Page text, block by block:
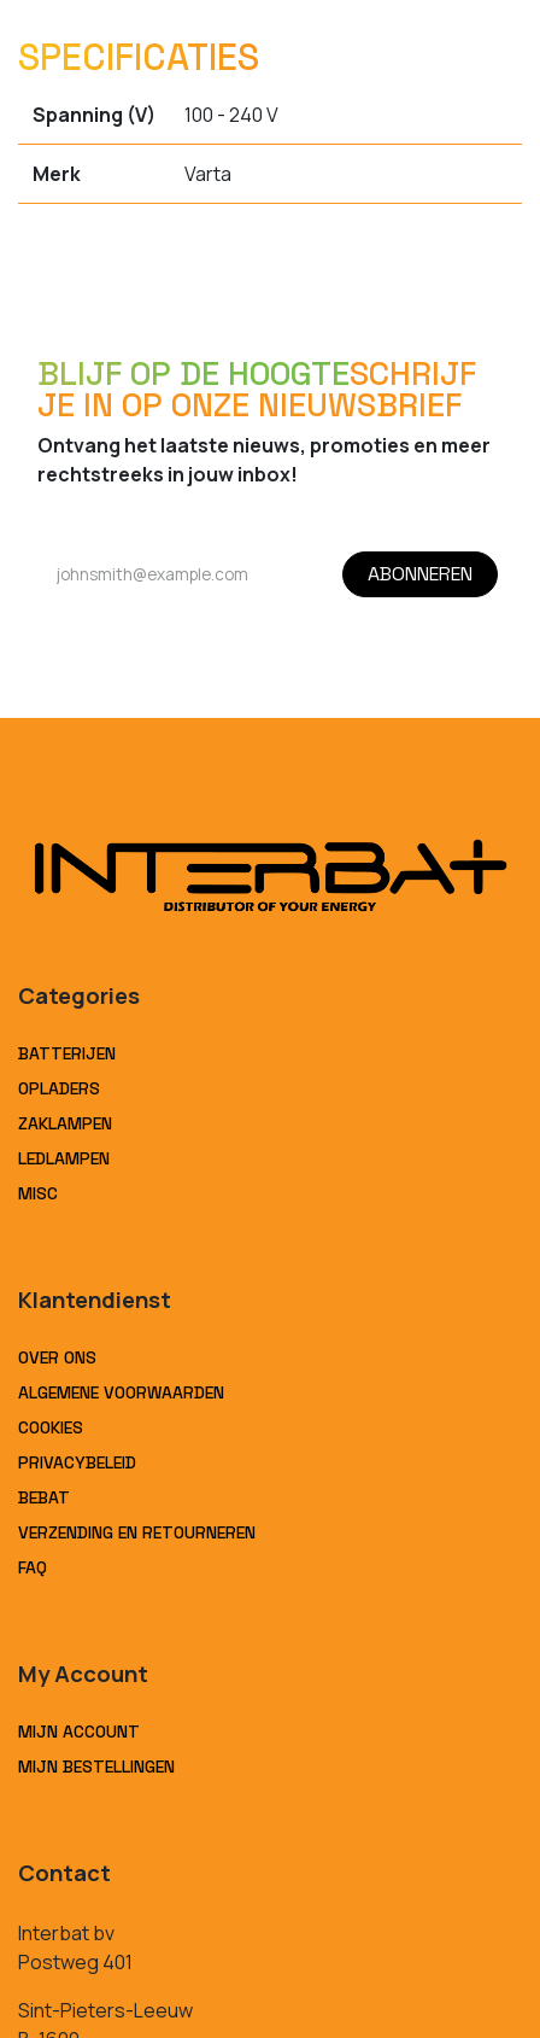
SPECIFICATIES
Spanning (V) 100 - 240 V
Merk Varta
BLIJF OP DE HOOGTESCHRIJF
JE IN OP ONZE NIEUWSBRIEF
Ontvang het laatste nieuws, promoties en meer
rechtstreeks in jouw inbox!
ABONNEREN
Categories
BATTERIJEN
OPLADERS
ZAKLAMPEN
LEDLAMPEN
MISC
Klantendienst
OVER ONS
ALGEMENE VOORWAARDEN
COOKIES
PRIVACYBELEID
BEBAT
VERZENDING EN RETOURNEREN
FAQ
My Account
MIJN ACCOUNT
MIJN BESTELLINGEN
Contact
Interbat bv
Postweg 401
Sint-Pieters-Leeuw